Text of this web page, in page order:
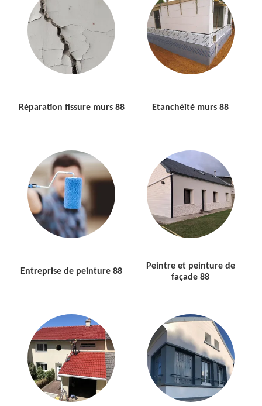
Réparation fissure murs 88 Etanchéité murs 88
Entreprise de peinture 88
Peintre et peinture de
façade 88